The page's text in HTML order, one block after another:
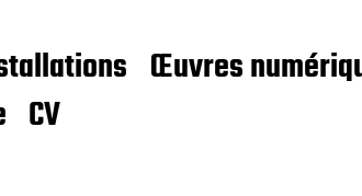
Œuvres
CV